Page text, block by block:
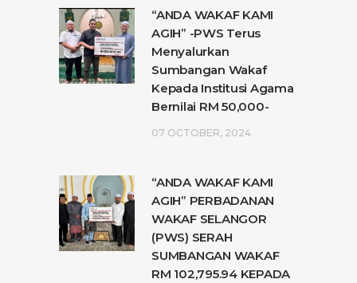
“ANDA WAKAF KAMI
AGIH” -PWS Terus
Menyalurkan
Sumbangan Wakaf
Kepada Institusi Agama
Bernilai RM 50,000-
07 OCTOBER, 2024
“ANDA WAKAF KAMI
AGIH” PERBADANAN
WAKAF SELANGOR
(PWS) SERAH
SUMBANGAN WAKAF
RM 102,795.94 KEPADA